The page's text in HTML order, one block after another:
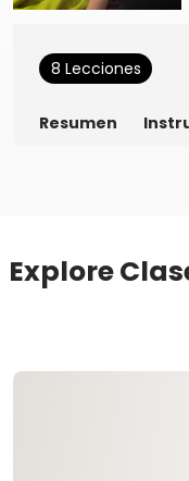
8 Lecciones
Resumen
Explore